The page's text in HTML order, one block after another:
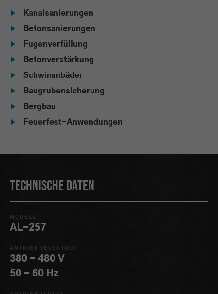
Kanalsanierungen
Betonsanierungen
Fugenverfüllung
Betonverstärkung
Schwimmbäder
Baugrubensicherung
Bergbau
Feuerfest-Anwendungen
Technische Daten
MODELL
AL-257
ANTRIEB (ELEKTRO)
380 - 480 V
50 - 60 Hz